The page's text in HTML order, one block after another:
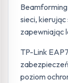
sieci,
zapewniając
TP-Link
poziom